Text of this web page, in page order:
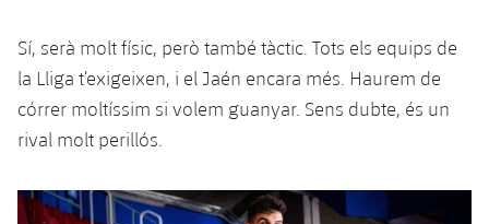
Sí, serà molt físic, però també tàctic. Tots els equips de
la Lliga t’exigeixen, i el Jaén encara més. Haurem de
córrer moltíssim si volem guanyar. Sens dubte, és un
rival molt perillós.